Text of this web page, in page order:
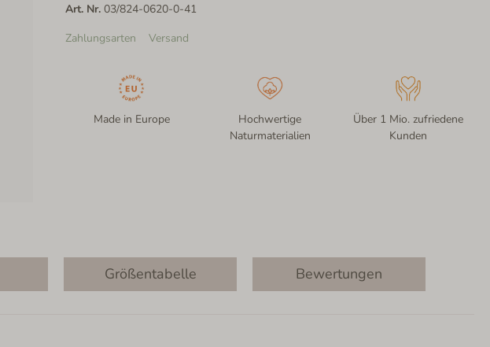
Art. Nr. 03/824-0620-0-41
Zahlungsarten
Versand
Made in Europe
Hochwertige
Naturmaterialien
Über 1 Mio. zufriedene
Kunden
Größentabelle Bewertungen